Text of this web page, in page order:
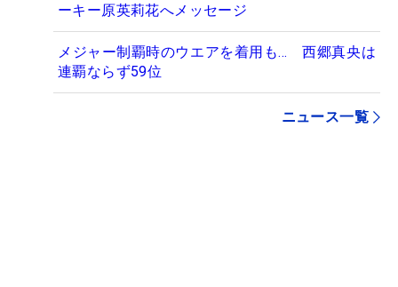
ーキー原英莉花へメッセージ
メジャー制覇時のウエアを着用も… 西郷真央は
連覇ならず59位
ニュース一覧